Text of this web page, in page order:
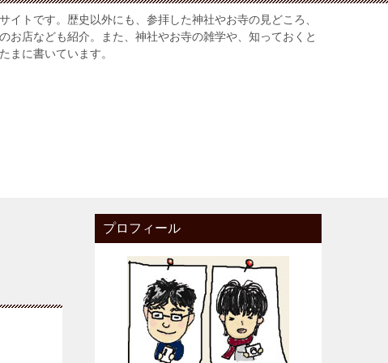
イトです。歴史以外にも、参拝した神社やお寺の見どころ、
お店なども紹介。また、神社やお寺の雑学や、知っておくと
まに書いています。
プロフィール